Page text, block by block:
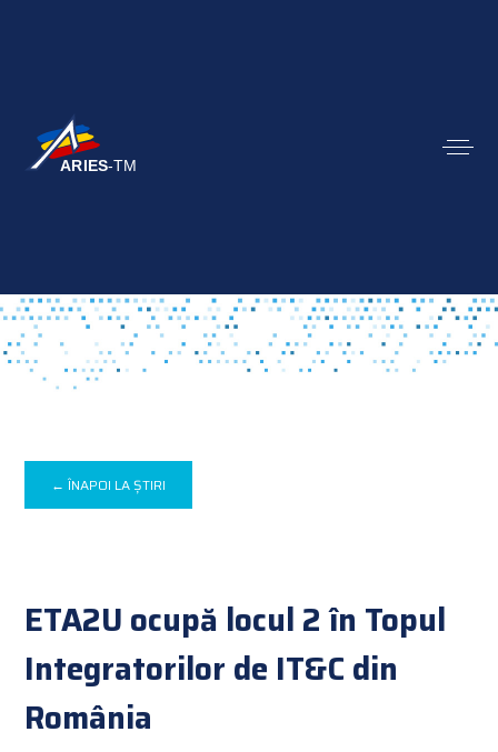
← ÎNAPOI LA ȘTIRI
ETA2U ocupă locul 2 în Topul
Integratorilor de IT&C din
România